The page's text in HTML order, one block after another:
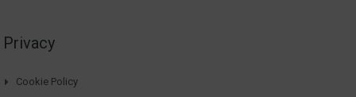
Privacy
Cookie Policy